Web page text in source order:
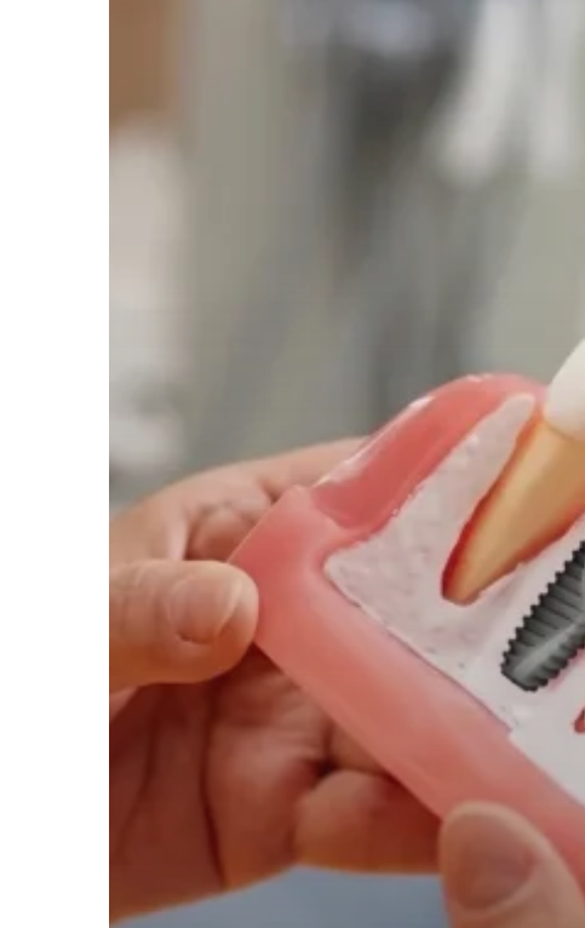
Hit enter to search or ESC to close